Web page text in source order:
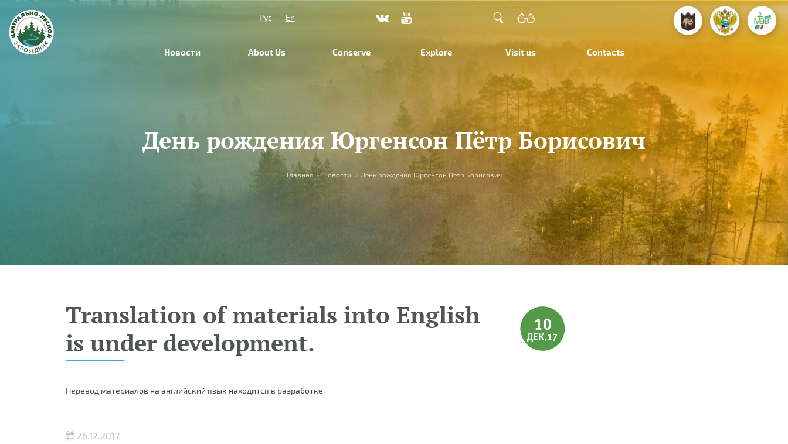
Рус
En
Новости About Us Conserve Explore Visit us Contacts
День рождения Юргенсон Пётр Борисович
Главная » Новости » День рождения Юргенсон Пётр Борисович
Translation of materials into English
is under development.
Перевод материалов на английский язык находится в разработке.
26.12.2017